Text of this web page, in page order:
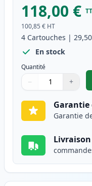
118,00 €
100,85 € HT
4 Cartouches |
En stock
Quantité
Quantité
Utilisez les boutons
− +
Quantité
Garantie